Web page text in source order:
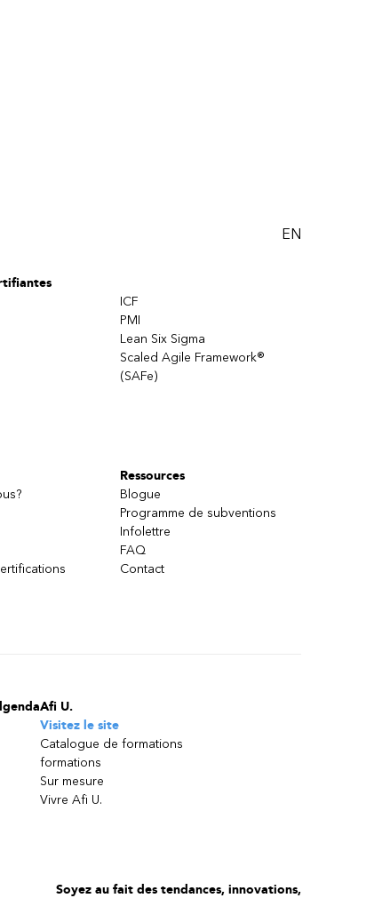
EN
ICF
PMI
Lean Six Sigma
Scaled Agile Framework®
(SAFe)
Ressources
Blogue
Programme de subventions
Infolettre
FAQ
Contact
Afi U.
Visitez le site
Catalogue de formations
formations
Sur mesure
Vivre Afi U.
Soyez au fait des tendances, innovations,